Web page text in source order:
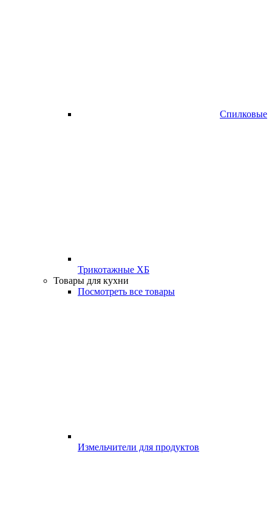
Спилковые
Трикотажные ХБ
Товары для кухни
Посмотреть все товары
Измельчители для продуктов